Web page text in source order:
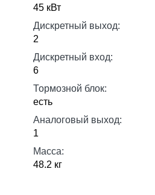
45 кВт
Дискретный выход:
2
Дискретный вход:
6
Тормозной блок:
есть
Аналоговый выход:
1
Масса:
48.2 кг